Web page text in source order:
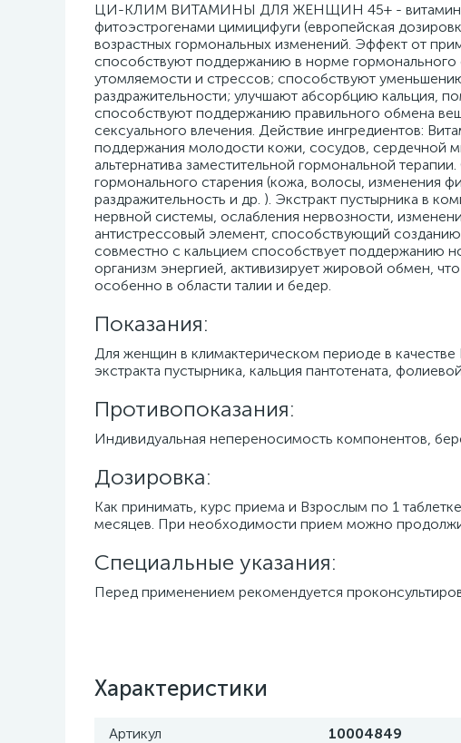
ЦИ-КЛИМ ВИТАМИНЫ ДЛЯ ЖЕНЩИН 45+ - витаминно-
фитоэстрогенами цимицифуги (европейская
возрастных гормональных изменений. Эффект от
способствуют поддержанию в норме
утомляемости и стрессов; способствуют
раздражительности; улучшают абсорбцию кальция,
способствуют поддержанию правильного обмена
сексуального влечения. Действие ингредиентов:
поддержания молодости кожи, сосудов, сердечной
альтернатива заместительной гормональной
гормонального старения (кожа, волосы, изменения
раздражительность и др. ). Экстракт пустырника в
нервной системы, ослабления нервозности,
антистрессовый элемент, способствующий
совместно с кальцием способствует поддержанию
организм энергией, активизирует жировой обмен,
особенно в области талии и бедер.
Показания:
Для женщин в климактерическом периоде в
экстракта пустырника, кальция пантотената,
Противопоказания:
Индивидуальная непереносимость компонентов,
Дозировка:
Как принимать, курс приема и Взрослым по 1
месяцев. При необходимости прием можно
Специальные указания:
Перед применением рекомендуется
Характеристики
Артикул
10004849